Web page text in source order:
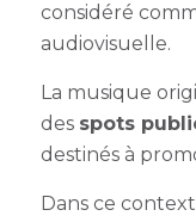
considéré
audiovisuelle.
La musique
des spots
destinés à
Dans ce